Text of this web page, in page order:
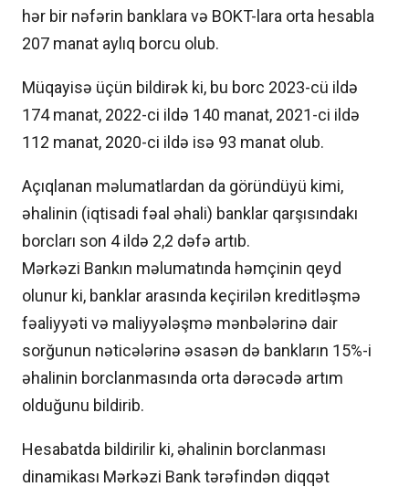
hər bir nəfərin banklara və BOKT-lara orta hesabla
207 manat aylıq borcu olub.
Müqayisə üçün bildirək ki, bu borc 2023-cü ildə
174 manat, 2022-ci ildə 140 manat, 2021-ci ildə
112 manat, 2020-ci ildə isə 93 manat olub.
Açıqlanan məlumatlardan da göründüyü kimi,
əhalinin (iqtisadi fəal əhali) banklar qarşısındakı
borcları son 4 ildə 2,2 dəfə artıb.
Mərkəzi Bankın məlumatında həmçinin qeyd
olunur ki, banklar arasında keçirilən kreditləşmə
fəaliyyəti və maliyyələşmə mənbələrinə dair
sorğunun nəticələrinə əsasən də bankların 15%-i
əhalinin borclanmasında orta dərəcədə artım
olduğunu bildirib.
Hesabatda bildirilir ki, əhalinin borclanması
dinamikası Mərkəzi Bank tərəfindən diqqət